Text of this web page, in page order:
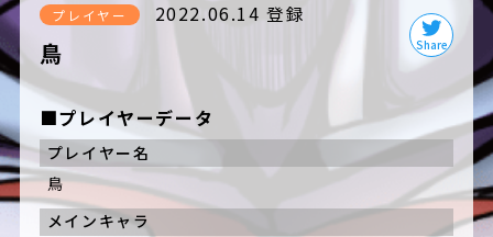
プレイヤー 2022.06.14 登録
鳥
■プレイヤーデータ
プレイヤー名
鳥
メインキャラ